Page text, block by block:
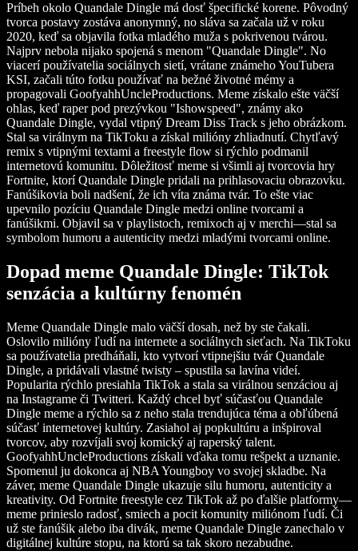
Príbeh okolo Quandale Dingle má dosť špecifické korene. Pôvodný
tvorca postavy zostáva anonymný, no sláva sa začala už v roku
2020, keď sa objavila fotka mladého muža s pokrivenou tvárou.
Najprv nebola nijako spojená s menom "Quandale Dingle". No
viacerí používatelia sociálnych sietí, vrátane známeho YouTubera
KSI, začali túto fotku používať na bežné životné mémy a
propagovali GoofyahhUncleProductions. Meme získalo ešte väčší
ohlas, keď raper pod prezývkou "Ishowspeed", známy ako
Quandale Dingle, vydal vtipný Dream Diss Track s jeho obrázkom.
Stal sa virálnym na TikToku a získal milióny zhliadnutí. Chytľavý
remix s vtipnými textami a freestyle flow si rýchlo podmanil
internetovú komunitu. Dôležitosť meme si všimli aj tvorcovia hry
Fortnite, ktorí Quandale Dingle pridali na prihlasovaciu obrazovku.
Fanúšikovia boli nadšení, že ich víta známa tvár. To ešte viac
upevnilo pozíciu Quandale Dingle medzi online tvorcami a
fanúšikmi. Objavil sa v playlistoch, remixoch aj v merchi—stal sa
symbolom humoru a autenticity medzi mladými tvorcami online.
Dopad meme Quandale Dingle: TikTok
senzácia a kultúrny fenomén
Meme Quandale Dingle malo väčší dosah, než by ste čakali.
Oslovilo milióny ľudí na internete a sociálnych sieťach. Na TikToku
sa používatelia predháňali, kto vytvorí vtipnejšiu tvár Quandale
Dingle, a pridávali vlastné twisty – spustila sa lavína videí.
Popularita rýchlo presiahla TikTok a stala sa virálnou senzáciou aj
na Instagrame či Twitteri. Každý chcel byť súčasťou Quandale
Dingle meme a rýchlo sa z neho stala trendujúca téma a obľúbená
súčasť internetovej kultúry. Zasiahol aj popkultúru a inšpiroval
tvorcov, aby rozvíjali svoj komický aj raperský talent.
GoofyahhUncleProductions získali vďaka tomu rešpekt a uznanie.
Spomenul ju dokonca aj NBA Youngboy vo svojej skladbe. Na
záver, meme Quandale Dingle ukazuje silu humoru, autenticity a
kreativity. Od Fortnite freestyle cez TikTok až po ďalšie platformy—
meme prinieslo radosť, smiech a pocit komunity miliónom ľudí. Či
už ste fanúšik alebo iba divák, meme Quandale Dingle zanechalo v
digitálnej kultúre stopu, na ktorú sa tak skoro nezabudne.